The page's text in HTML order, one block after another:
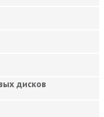
дисков